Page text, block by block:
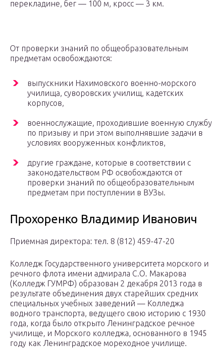
перекладине, бег — 100 м, кросс — 3 км.
От проверки знаний по общеобразовательным
предметам освобождаются:
выпускники Нахимовского военно-морского
училища, суворовских училищ, кадетских
корпусов,
военнослужащие, проходившие военную службу
по призыву и при этом выполнявшие задачи в
условиях вооруженных конфликтов,
другие граждане, которые в соответствии с
законодательством РФ освобождаются от
проверки знаний по общеобразовательным
предметам при поступлении в ВУЗы.
Прохоренко Владимир Иванович
Приемная директора: тел. 8 (812) 459-47-20
Колледж Государственного университета морского и
речного флота имени адмирала С.О. Макарова
(Колледж ГУМРФ) образован 2 декабря 2013 года в
результате объединения двух старейших средних
специальных учебных заведений — Колледжа
водного транспорта, ведущего свою историю с 1930
года, когда было открыто Ленинградское речное
училище, и Морского колледжа, основанного в 1945
году как Ленинградское мореходное училище.